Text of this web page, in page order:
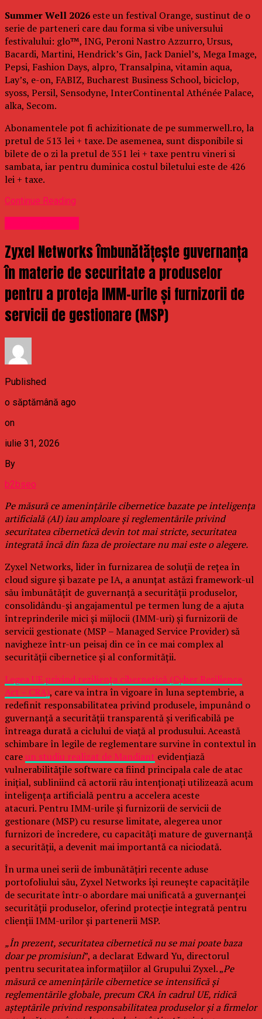
Summer Well 2026 este un festival Orange, sustinut de o
serie de parteneri care dau forma si vibe universului
festivalului: glo™, ING, Peroni Nastro Azzurro, Ursus,
Bacardi, Martini, Hendrick’s Gin, Jack Daniel’s, Mega Image,
Pepsi, Fashion Days, alpro, Transalpina, vitamin aqua,
Lay’s, e-on, FABIZ, Bucharest Business School, biciclop,
syoss, Persil, Sensodyne, InterContinental Athénée Palace,
alka, Secom.
Abonamentele pot fi achizitionate de pe summerwell.ro, la
pretul de 513 lei + taxe. De asemenea, sunt disponibile si
bilete de o zi la pretul de 351 lei + taxe pentru vineri si
sambata, iar pentru duminica costul biletului este de 426
lei + taxe.
Continue Reading
Zyxel Networks îmbunătățește guvernanța
în materie de securitate a produselor
pentru a proteja IMM-urile și furnizorii de
servicii de gestionare (MSP)
Published
o săptămână ago
on
iulie 31, 2026
By
b2bseo
Pe măsură ce amenințările cibernetice bazate pe inteligența
artificială (AI) iau amploare și reglementările privind
securitatea cibernetică devin tot mai stricte, securitatea
integrată încă din faza de proiectare nu mai este o alegere.
Zyxel Networks, lider în furnizarea de soluții de rețea în
cloud sigure și bazate pe IA, a anunțat astăzi framework-ul
său îmbunătățit de guvernanță a securității produselor,
consolidându-și angajamentul pe termen lung de a ajuta
întreprinderile mici și mijlocii (IMM-uri) și furnizorii de
servicii gestionate (MSP – Managed Service Provider) să
navigheze într-un peisaj din ce în ce mai complex al
securității cibernetice și al conformității.
Legea UE privind reziliența cibernetică (Cyber Resilience
Act – CRA), care va intra în vigoare în luna septembrie, a
redefinit responsabilitatea privind produsele, impunând o
guvernanță a securității transparentă și verificabilă pe
întreaga durată a ciclului de viață al produsului. Această
schimbare în legile de reglementare survine în contextul în
careun studiu realizat de Mandiant evidențiază
vulnerabilitățile software ca fiind principala cale de atac
inițial, subliniind că actorii rău intenționați utilizează acum
inteligența artificială pentru a accelera aceste
atacuri. Pentru IMM-urile și furnizorii de servicii de
gestionare (MSP) cu resurse limitate, alegerea unor
furnizori de încredere, cu capacități mature de guvernanță
a securității, a devenit mai importantă ca niciodată.
În urma unei serii de îmbunătățiri recente aduse
portofoliului său, Zyxel Networks își reunește capacitățile
de securitate într-o abordare mai unificată a guvernanței
securității produselor, oferind protecție integrată pentru
clienții IMM-urilor și partenerii MSP.
„În prezent, securitatea cibernetică nu se mai poate baza
doar pe promisiuni”, a declarat Edward Yu, directorul
pentru securitatea informațiilor al Grupului Zyxel. „Pe
măsură ce amenințările cibernetice se intensifică și
reglementările globale, precum CRA în cadrul UE, ridică
așteptările privind responsabilitatea produselor și a firmelor